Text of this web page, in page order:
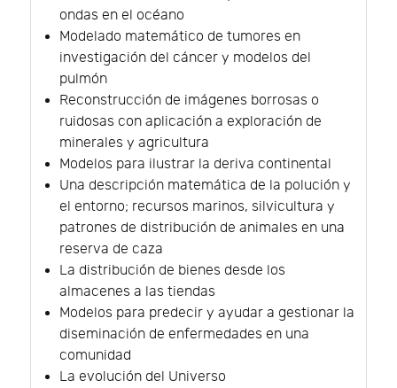
ondas en el océano
Modelado matemático de tumores en
investigación del cáncer y modelos del
pulmón
Reconstrucción de imágenes borrosas o
ruidosas con aplicación a exploración de
minerales y agricultura
Modelos para ilustrar la deriva continental
Una descripción matemática de la polución y
el entorno; recursos marinos, silvicultura y
patrones de distribución de animales en una
reserva de caza
La distribución de bienes desde los
almacenes a las tiendas
Modelos para predecir y ayudar a gestionar la
diseminación de enfermedades en una
comunidad
La evolución del Universo